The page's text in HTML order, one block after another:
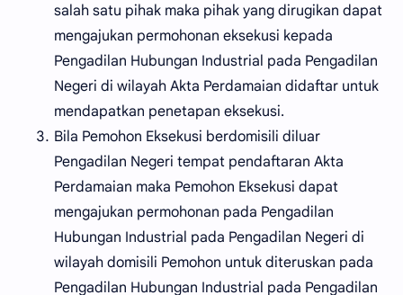
salah satu pihak maka pihak yang dirugikan dapat
mengajukan permohonan eksekusi kepada
Pengadilan Hubungan Industrial pada Pengadilan
Negeri di wilayah Akta Perdamaian didaftar untuk
mendapatkan penetapan eksekusi.
Bila Pemohon Eksekusi berdomisili diluar
Pengadilan Negeri tempat pendaftaran Akta
Perdamaian maka Pemohon Eksekusi dapat
mengajukan permohonan pada Pengadilan
Hubungan Industrial pada Pengadilan Negeri di
wilayah domisili Pemohon untuk diteruskan pada
Pengadilan Hubungan Industrial pada Pengadilan